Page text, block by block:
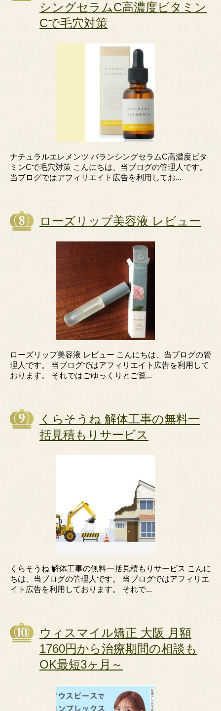
シングセラムC高濃度ビタミン
Cで毛穴対策
ナチュラルエレメンツ バランシングセラムC高濃度ビタ
ミンCで毛穴対策 こんにちは、当ブログの管理人です。
当ブログではアフィリエイト広告を利用してお...
ローズリップ美容液 レビュー
ローズリップ美容液 レビュー こんにちは、当ブログの管
理人です。 当ブログではアフィリエイト広告を利用して
おります。 それではごゆっくりとご覧...
くらそうね 解体工事の無料一
括見積もりサービス
くらそうね 解体工事の無料一括見積もりサービス こんに
ちは、当ブログの管理人です。 当ブログではアフィリエ
イト広告を利用しております。 それで...
ウィスマイル矯正 大阪 月額
1760円から治療期間の相談も
OK最短3ヶ月～